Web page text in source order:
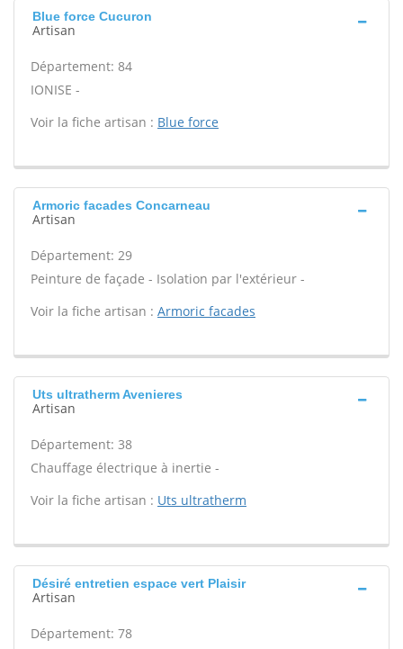
Blue force Cucuron
Artisan
Département: 84
IONISE -
Voir la fiche artisan : Blue force
Armoric facades Concarneau
Artisan
Département: 29
Peinture de façade - Isolation par l'extérieur -
Voir la fiche artisan : Armoric facades
Uts ultratherm Avenieres
Artisan
Département: 38
Chauffage électrique à inertie -
Voir la fiche artisan : Uts ultratherm
Désiré entretien espace vert Plaisir
Artisan
Département: 78